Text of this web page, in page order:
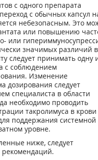
с одного препарата
с обычных капсул
небезопасным. Это
или повышению
или
значимых различий в
следует принимать одну
с соблюдением
Изменение
дозирования следует
специалиста в области
необходимо проводить
такролимуса в
поддержания системной
уровне.
ниже, следует
рекомендаций.